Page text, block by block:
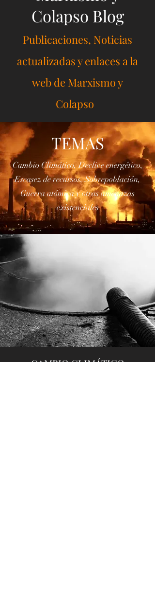
la Dialéctica Materialista en el Siglo XXI.
Contra la Escuela de Frankfurt, Gramsci y la
Ideología de la Praxis -Leer aquí: -Scribd
(Incluye Tablas)
https://www.scribd.com/document/928915317/En
gels-y-la-Dialectica-Materialista-en-el-Siglo-
XXI-Contra-la-Escuela-de-Frankfurt-Gramsci-
y-la-Ideologia-de-la-Praxis -Aporrea
https://www.aporrea.org/ideologia/a345489.html
... -Puedes discutir con nuestro modelo de IA
Marxismo y
Colapso Blog
Publicaciones, Noticias
actualizadas y enlaces a la
web de Marxismo y
Colapso
TEMAS
Cambio Climático, Declive energético,
Escasez de recursos, Sobrepoblación,
Guerra atómica y otras amenazas
existenciales